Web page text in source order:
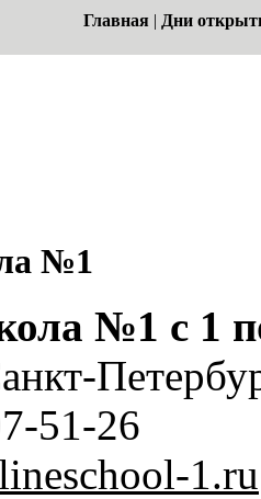
Главная | Дни
№1
№1 с 1
51-26
1.ru